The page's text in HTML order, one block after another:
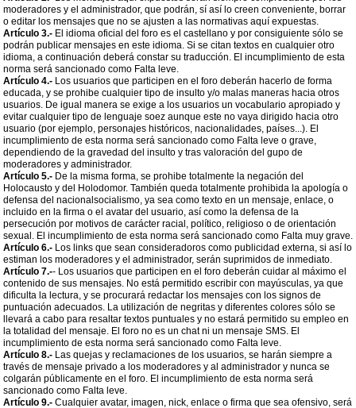
moderadores y el administrador, que podrán, sí así lo creen conveniente, borrar
o editar los mensajes que no se ajusten a las normativas aquí expuestas.
Artículo 3.- El idioma oficial del foro es el castellano y por consiguiente sólo se
podrán publicar mensajes en este idioma. Si se citan textos en cualquier otro
idioma, a continuación deberá constar su traducción. El incumplimiento de esta
norma será sancionado como Falta leve.
Artículo 4.- Los usuarios que participen en el foro deberán hacerlo de forma
educada, y se prohibe cualquier tipo de insulto y/o malas maneras hacia otros
usuarios. De igual manera se exige a los usuarios un vocabulario apropiado y
evitar cualquier tipo de lenguaje soez aunque este no vaya dirigido hacia otro
usuario (por ejemplo, personajes históricos, nacionalidades, países...). El
incumplimiento de esta norma será sancionado como Falta leve o grave,
dependiendo de la gravedad del insulto y tras valoración del gupo de
moderadores y administrador.
Artículo 5.- De la misma forma, se prohibe totalmente la negación del
Holocausto y del Holodomor. También queda totalmente prohibida la apología o
defensa del nacionalsocialismo, ya sea como texto en un mensaje, enlace, o
incluido en la firma o el avatar del usuario, así como la defensa de la
persecución por motivos de carácter racial, político, religioso o de orientación
sexual. El incumplimiento de esta norma será sancionado como Falta muy grave.
Artículo 6.- Los links que sean consideradoros como publicidad externa, si así lo
estiman los moderadores y el administrador, serán suprimidos de inmediato.
Artículo 7.-- Los usuarios que participen en el foro deberán cuidar al máximo el
contenido de sus mensajes. No está permitido escribir con mayúsculas, ya que
dificulta la lectura, y se procurará redactar los mensajes con los signos de
puntuación adecuados. La utilización de negritas y diferentes colores sólo se
llevará a cabo para resaltar textos puntuales y no estará permitido su empleo en
la totalidad del mensaje. El foro no es un chat ni un mensaje SMS. El
incumplimiento de esta norma será sancionado como Falta leve.
Artículo 8.- Las quejas y reclamaciones de los usuarios, se harán siempre a
través de mensaje privado a los moderadores y al administrador y nunca se
colgarán públicamente en el foro. El incumplimiento de esta norma será
sancionado como Falta leve.
Artículo 9.- Cualquier avatar, imagen, nick, enlace o firma que sea ofensivo, será